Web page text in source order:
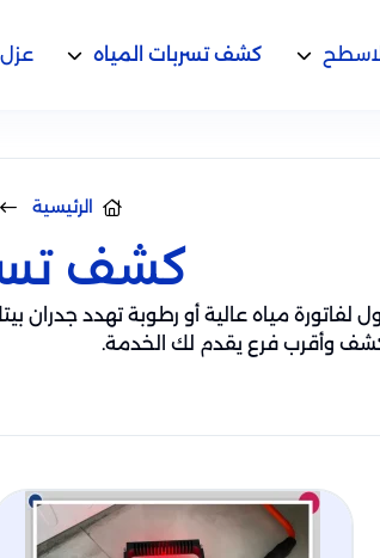
كشف تسربات المياه
الرئيسية
كشف
مياه عالية أو رطوبة تهدد جدران
وأقرب فرع يقدم لك الخدمة.